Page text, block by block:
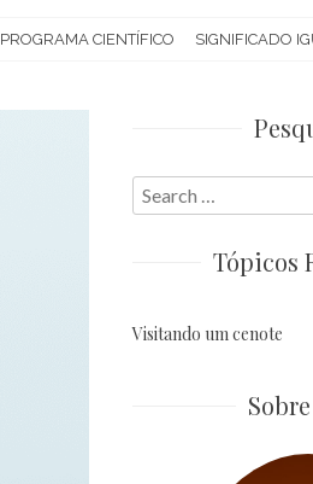
PROGRAMA CIENTÍFICO SIGNIFICADO
Search
for:
Tópicos
Visitando um cenote